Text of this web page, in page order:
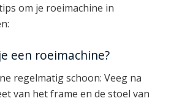
om je roeimachine in
een roeimachine?
regelmatig schoon: Veeg na
van het frame en de stoel van